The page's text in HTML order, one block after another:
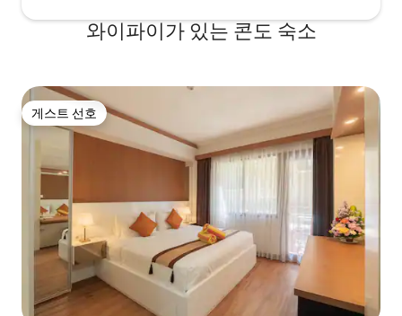
와이파이가 있는 콘도 숙소
게스트 선호
게스트 선호